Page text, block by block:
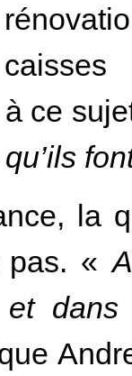
à ce
la
pas. «
et